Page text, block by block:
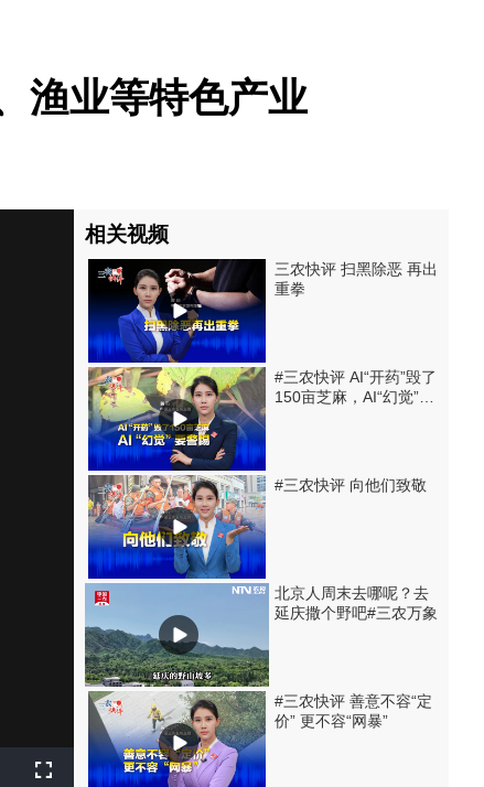
渔业等特色产业
Fullscreen
相关视频
三农快评 扫黑除恶 再出
重拳
#三农快评 AI“开药”毁了
150亩芝麻，AI“幻觉”要
#三农快评 向他们致敬
北京人周末去哪呢？去
延庆撒个野吧#三农万象
#三农快评 善意不容“定
价” 更不容“网暴”